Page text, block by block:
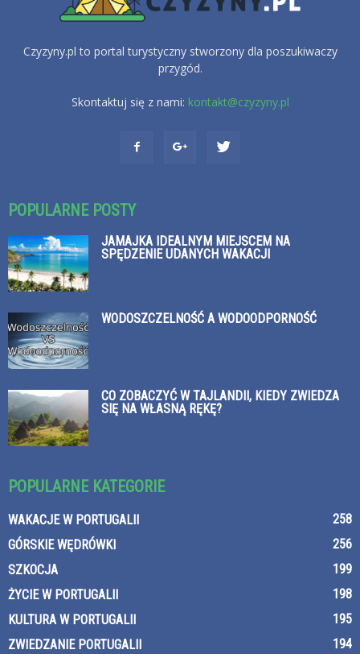
Czyzyny.pl to portal turystyczny stworzony dla poszukiwaczy
przygód.
Skontaktuj się z nami: kontakt@czyzyny.pl
POPULARNE POSTY
JAMAJKA IDEALNYM MIEJSCEM NA
SPĘDZENIE UDANYCH WAKACJI
WODOSZCZELNOŚĆ A WODOODPORNOŚĆ
CO ZOBACZYĆ W TAJLANDII, KIEDY ZWIEDZA
SIĘ NA WŁASNĄ RĘKĘ?
POPULARNE KATEGORIE
WAKACJE W PORTUGALII
258
GÓRSKIE WĘDRÓWKI
256
SZKOCJA
199
ŻYCIE W PORTUGALII
198
KULTURA W PORTUGALII
195
ZWIEDZANIE PORTUGALII
194